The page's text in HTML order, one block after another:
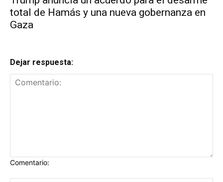
total de Hamás y una nueva gobernanza en
Gaza
Dejar respuesta:
Comentario: